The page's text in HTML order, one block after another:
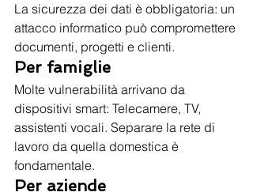
La sicurezza dei dati è obbligatoria: un
attacco informatico può compromettere
documenti, progetti e clienti.
Per famiglie
Molte vulnerabilità arrivano da
dispositivi smart: Telecamere, TV,
assistenti vocali. Separare la rete di
lavoro da quella domestica è
fondamentale.
Per aziende